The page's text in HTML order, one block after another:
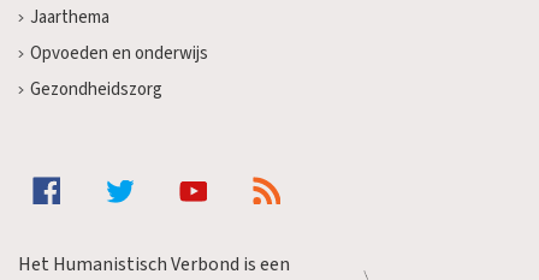
Jaarthema
Opvoeden en onderwijs
Gezondheidszorg
Het Humanistisch Verbond is een